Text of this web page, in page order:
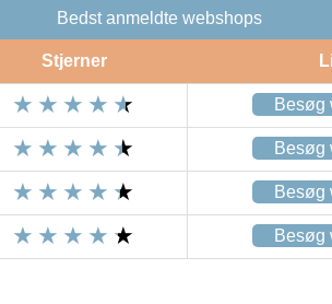
Bedst anmeldte webshops
Stjerner
Besøg
Besøg
Besøg
Besøg